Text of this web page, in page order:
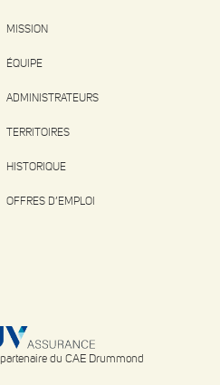
MISSION
ÉQUIPE
ADMINISTRATEURS
TERRITOIRES
HISTORIQUE
OFFRES D’EMPLOI
du CAE Drummond